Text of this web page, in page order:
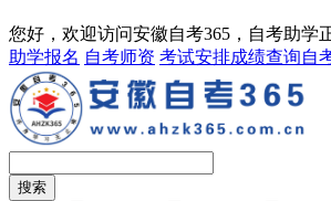
您好，欢迎访问安徽自考365，自考助学
助学报名 自考师资 考试安排成绩查询自